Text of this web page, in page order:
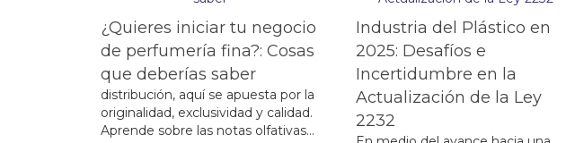
¿Quieres iniciar tu negocio
de perfumería fina?: Cosas
que deberías saber
distribución, aquí se apuesta por la
originalidad, exclusividad y calidad.
Aprende sobre las notas olfativas...
Industria del Plástico en
2025: Desafíos e
Incertidumbre en la
Actualización de la Ley
2232